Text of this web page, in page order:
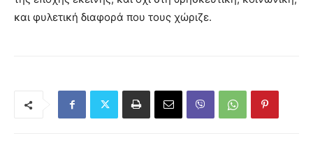
και φυλετική διαφορά που τους χώριζε.